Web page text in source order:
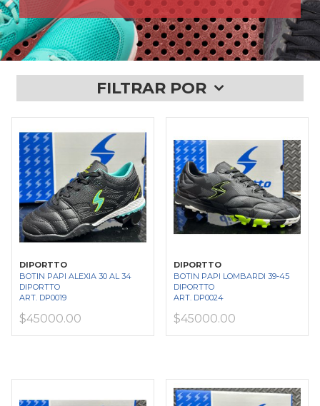
FILTRAR POR
DIPORTTO
BOTIN PAPI ALEXIA 30 AL 34
DIPORTTO
ART. DP0019
$45000.00
DIPORTTO
BOTIN PAPI LOMBARDI 39-45
DIPORTTO
ART. DP0024
$45000.00